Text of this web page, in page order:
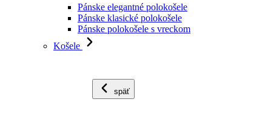
Pánske elegantné polokošele
Pánske klasické polokošele
Pánske polokošele s vreckom
Košele
späť